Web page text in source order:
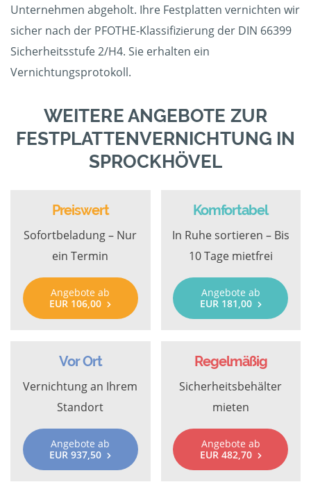
Unternehmen abgeholt. Ihre Festplatten vernichten wir
sicher nach der PFOTHE-Klassifizierung der DIN 66399
Sicherheitsstufe 2/H4. Sie erhalten ein
Vernichtungsprotokoll.
WEITERE ANGEBOTE ZUR
FESTPLATTENVERNICHTUNG IN
SPROCKHÖVEL
Preiswert
Sofortbeladung – Nur
ein Termin
Angebote ab
EUR 106,00
Komfortabel
In Ruhe sortieren – Bis
10 Tage mietfrei
Angebote ab
EUR 181,00
Vor Ort
Vernichtung an Ihrem
Standort
Angebote ab
EUR 937,50
Regelmäßig
Sicherheitsbehälter
mieten
Angebote ab
EUR 482,70